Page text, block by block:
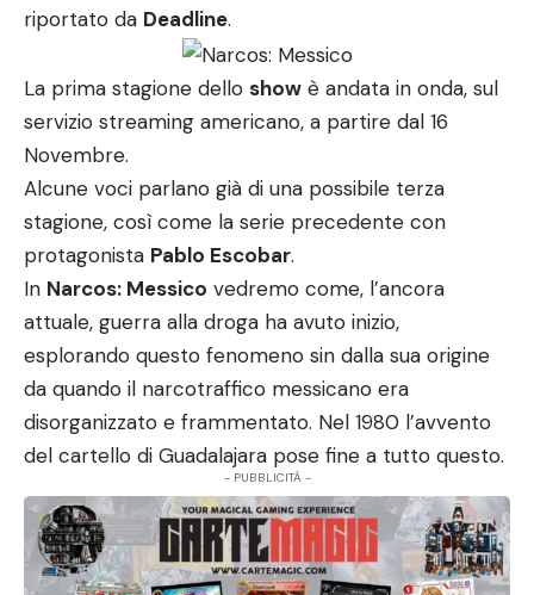
riportato da Deadline.
La prima stagione dello show è andata in onda, sul
servizio streaming americano, a partire dal 16
Novembre.
Alcune voci parlano già di una possibile terza
stagione, così come la serie precedente con
protagonista Pablo Escobar.
In Narcos: Messico vedremo come, l’ancora
attuale, guerra alla droga ha avuto inizio,
esplorando questo fenomeno sin dalla sua origine
da quando il narcotraffico messicano era
disorganizzato e frammentato. Nel 1980 l’avvento
del cartello di Guadalajara pose fine a tutto questo.
- PUBBLICITÀ -